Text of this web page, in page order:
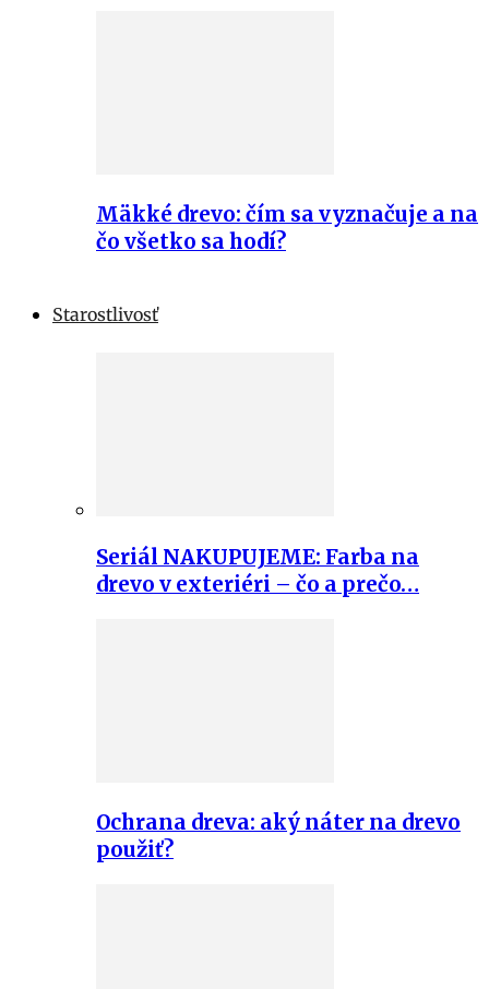
Mäkké drevo: čím sa vyznačuje a na
čo všetko sa hodí?
Starostlivosť
Seriál NAKUPUJEME: Farba na
drevo v exteriéri – čo a prečo…
Ochrana dreva: aký náter na drevo
použiť?